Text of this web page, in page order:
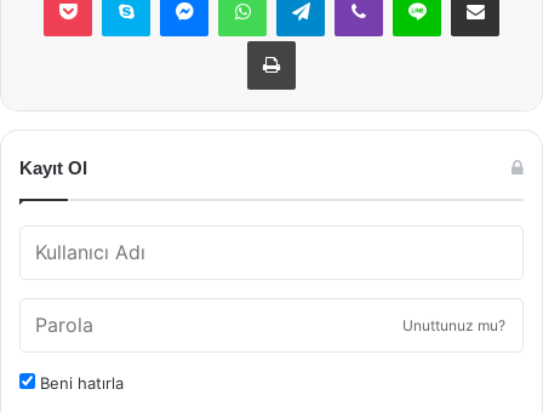
Yazdır
Kayıt Ol
Unuttunuz mu?
Beni hatırla